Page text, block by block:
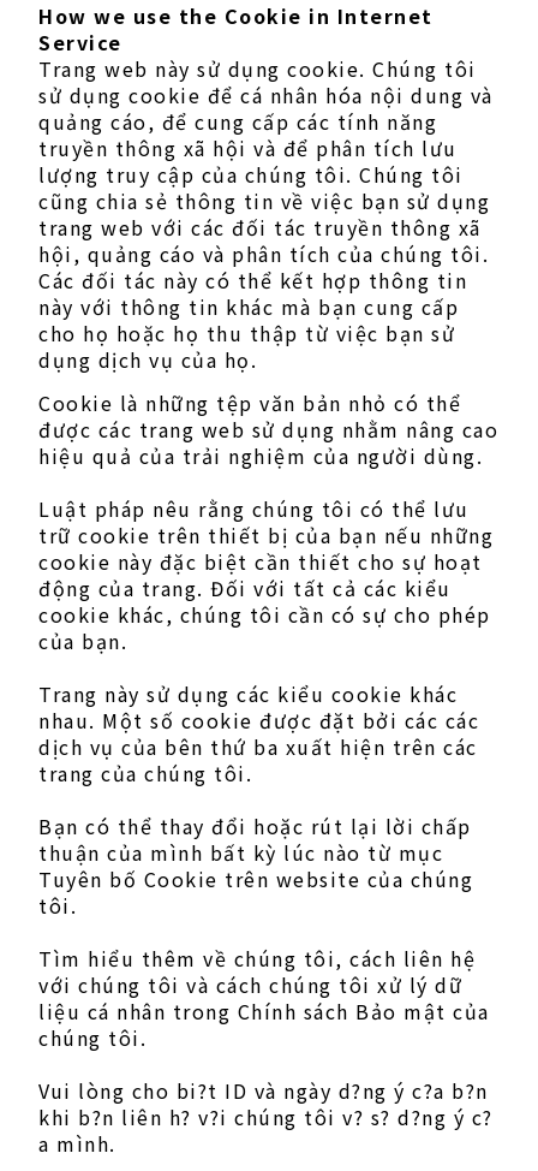
How we use the Cookie in Internet
Service
Trang web này sử dụng cookie. Chúng tôi
sử dụng cookie để cá nhân hóa nội dung và
quảng cáo, để cung cấp các tính năng
truyền thông xã hội và để phân tích lưu
lượng truy cập của chúng tôi. Chúng tôi
cũng chia sẻ thông tin về việc bạn sử dụng
trang web với các đối tác truyền thông xã
hội, quảng cáo và phân tích của chúng tôi.
Các đối tác này có thể kết hợp thông tin
này với thông tin khác mà bạn cung cấp
cho họ hoặc họ thu thập từ việc bạn sử
dụng dịch vụ của họ.
Cookie là những tệp văn bản nhỏ có thể
được các trang web sử dụng nhằm nâng cao
hiệu quả của trải nghiệm của người dùng.
Luật pháp nêu rằng chúng tôi có thể lưu
trữ cookie trên thiết bị của bạn nếu những
cookie này đặc biệt cần thiết cho sự hoạt
động của trang. Đối với tất cả các kiểu
cookie khác, chúng tôi cần có sự cho phép
của bạn.
Trang này sử dụng các kiểu cookie khác
nhau. Một số cookie được đặt bởi các các
dịch vụ của bên thứ ba xuất hiện trên các
trang của chúng tôi.
Bạn có thể thay đổi hoặc rút lại lời chấp
thuận của mình bất kỳ lúc nào từ mục
Tuyên bố Cookie trên website của chúng
tôi.
Tìm hiểu thêm về chúng tôi, cách liên hệ
với chúng tôi và cách chúng tôi xử lý dữ
liệu cá nhân trong Chính sách Bảo mật của
chúng tôi.
Vui lòng cho bi?t ID và ngày d?ng ý c?a b?n
khi b?n liên h? v?i chúng tôi v? s? d?ng ý c?
a mình.